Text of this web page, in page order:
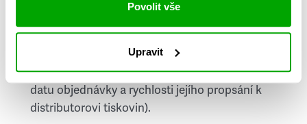
Povolit vše
Upravit
doručování týdeníku Respekt v tištěné verzi, na
první vydání ve vaší schránce se můžete těšit
příští, nejpozději přespříští týden (v závislosti na
datu objednávky a rychlosti jejího propsání k
distributorovi tiskovin).